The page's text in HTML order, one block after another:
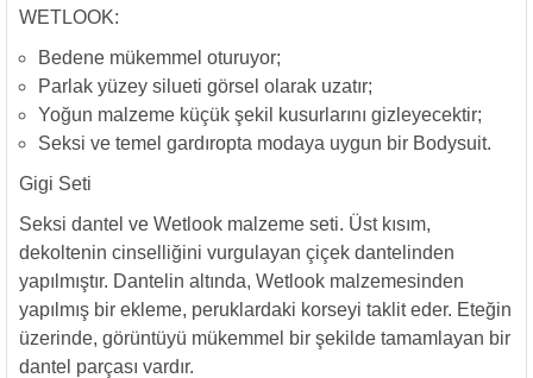
WETLOOK:
Bedene mükemmel oturuyor;
Parlak yüzey silueti görsel olarak uzatır;
Yoğun malzeme küçük şekil kusurlarını gizleyecektir;
Seksi ve temel gardıropta modaya uygun bir Bodysuit.
Gigi Seti
Seksi dantel ve Wetlook malzeme seti. Üst kısım,
dekoltenin cinselliğini vurgulayan çiçek dantelinden
yapılmıştır. Dantelin altında, Wetlook malzemesinden
yapılmış bir ekleme, peruklardaki korseyi taklit eder. Eteğin
üzerinde, görüntüyü mükemmel bir şekilde tamamlayan bir
dantel parçası vardır.